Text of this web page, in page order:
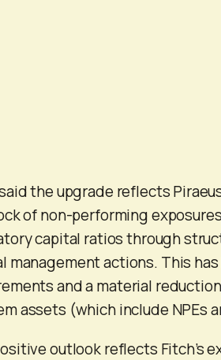
the upgrade reflects
of non-performing
capital ratios through
management actions. This
and a material
assets (which include NPEs
outlook reflects Fitch’s